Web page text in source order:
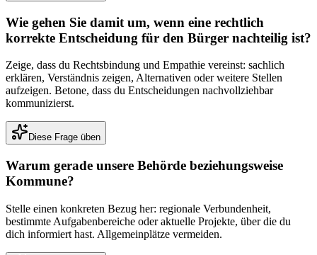
Wie gehen Sie damit um, wenn eine rechtlich
korrekte Entscheidung für den Bürger nachteilig ist?
Zeige, dass du Rechtsbindung und Empathie vereinst: sachlich
erklären, Verständnis zeigen, Alternativen oder weitere Stellen
aufzeigen. Betone, dass du Entscheidungen nachvollziehbar
kommunizierst.
Diese Frage üben
Warum gerade unsere Behörde beziehungsweise
Kommune?
Stelle einen konkreten Bezug her: regionale Verbundenheit,
bestimmte Aufgabenbereiche oder aktuelle Projekte, über die du
dich informiert hast. Allgemeinplätze vermeiden.